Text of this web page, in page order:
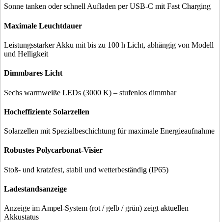
Sonne tanken oder schnell Aufladen per USB-C mit Fast Charging
Maximale Leuchtdauer
Leistungsstarker Akku mit bis zu 100 h Licht, abhängig von Modell
und Helligkeit
Dimmbares Licht
Sechs warmweiße LEDs (3000 K) – stufenlos dimmbar
Hocheffiziente Solarzellen
Solarzellen mit Spezialbeschichtung für maximale Energieaufnahme
Robustes Polycarbonat-Visier
Stoß- und kratzfest, stabil und wetterbeständig (IP65)
Ladestandsanzeige
Anzeige im Ampel-System (rot / gelb / grün) zeigt aktuellen
Akkustatus